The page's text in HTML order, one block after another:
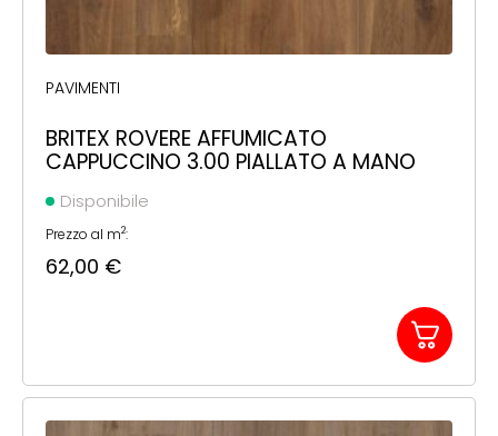
PAVIMENTI
BRITEX ROVERE AFFUMICATO
CAPPUCCINO 3.00 PIALLATO A MANO
Disponibile
Prezzo al m2:
62,00 €